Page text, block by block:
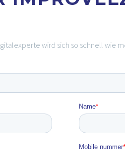
wird sich so schnell wie